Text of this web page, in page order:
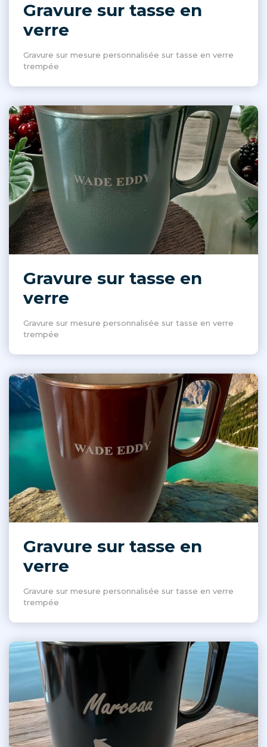
Gravure sur tasse en
verre
Gravure sur mesure personnalisée sur tasse en verre
trempée
Gravure sur tasse en
verre
Gravure sur mesure personnalisée sur tasse en verre
trempée
Gravure sur tasse en
verre
Gravure sur mesure personnalisée sur tasse en verre
trempée